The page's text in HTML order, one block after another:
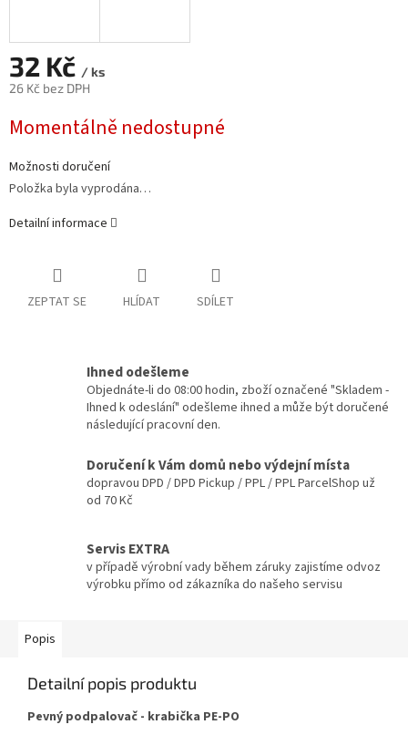
32 Kč / ks
26 Kč bez DPH
cena:
Momentálně nedostupné
Možnosti doručení
Položka byla vyprodána…
Detailní informace
ZEPTAT SE HLÍDAT SDÍLET
Ihned odešleme
Objednáte-li do 08:00 hodin, zboží označené "Skladem -
Ihned k odeslání" odešleme ihned a může být doručené
následující pracovní den.
Doručení k Vám domů nebo výdejní místa
dopravou DPD / DPD Pickup / PPL / PPL ParcelShop už
od 70 Kč
Servis EXTRA
v případě výrobní vady během záruky zajistíme odvoz
výrobku přímo od zákazníka do našeho servisu
Popis
Detailní popis produktu
Pevný podpalovač - krabička PE-PO